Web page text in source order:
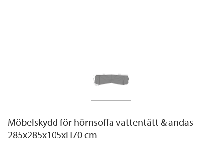
Möbelskydd för hörnsoffa vattentätt & andas
285x285x105xH70 cm